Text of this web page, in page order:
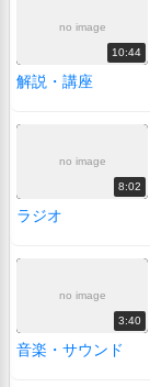
no image
10:44
解説・講座
no image
8:02
ラジオ
no image
3:40
音楽・サウンド